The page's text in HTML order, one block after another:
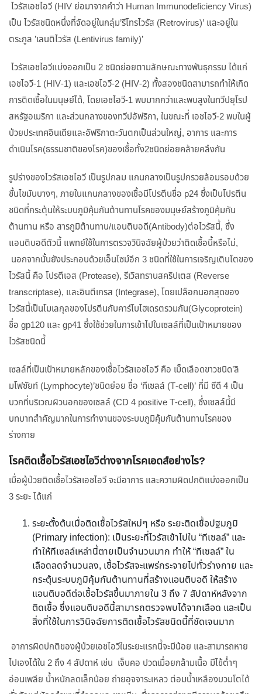
ไวรัสเอชไอวี (HIV ย่อมาจากคำว่า Human Immunodeficiency Virus)
เป็น ไวรัสชนิดหนึ่งที่จัดอยู่ในกลุ่ม’รีโทรไวรัส (Retrovirus)’ และอยู่ใน
ตระกูล ’เลนติไวรัส (Lentivirus family)’
ไวรัสเอชไอวีแบ่งออกเป็น 2 ชนิดย่อยตามลักษณะทางพันธุกรรม ได้แก่
เอชไอวี-1 (HIV-1) และเอชไอวี-2 (HIV-2) ทั้งสองชนิดสามารถทำให้เกิด
การติดเชื้อในมนุษย์ได้, โดยเอชไอวี-1 พบมากกว่าและพบสูงในทวีปยุโรป
สหรัฐอเมริกา และส่วนกลางของทวีปอัฟริกา, ในขณะที่ เอชไอวี-2 พบในผู้
ป่วยประเทศอินเดียและอัฟริกาตะวันตกเป็นส่วนใหญ่, อาการ และการ
ดำเนินโรค(ธรรมชาติของโรค)ของเชื้อทั้ง2ชนิดย่อยคล้ายคลึงกัน
รูปร่างของไวรัสเอชไอวี เป็นรูปกลม แกนกลางเป็นรูปกรวยล้อมรอบด้วย
ชั้นไขมันบางๆ, ภายในแกนกลางของเชื้อมีโปรตีนชื่อ p24 ซึ่งเป็นโปรตีน
ชนิดที่กระตุ้นให้ระบบภูมิคุ้มกันต้านทานโรคของมนุษย์สร้างภูมิคุ้มกัน
ต้านทาน หรือ สารภูมิต้านทาน/แอนติบอดี(Antibody)ต่อไวรัสนี้, ซึ่ง
แอนติบอดีตัวนี้ แพทย์ใช้ในการตรวจวินิจฉัยผู้ป่วยว่าติดเชื้อนี้หรือไม่,
นอกจากนั้นยังประกอบด้วยเอ็นไซม์อีก 3 ชนิดที่ใช้ในการเจริญเติบโตของ
ไวรัสนี้ คือ โปรตีเอส (Protease), รีเวิสทรานสคริปเตส (Reverse
transcriptase), และอินตีเกรส (Integrase), โดยเปลือกนอกสุดของ
ไวรัสนี้เป็นโมเลกุลของโปรตีนกับคาร์โบไฮเดรตรวมกัน(Glycoprotein)
ชื่อ gp120 และ gp41 ซึ่งใช้ช่วยในการเข้าไปในเซลล์ที่เป็นเป้าหมายของ
ไวรัสชนิดนี้
เซลล์ที่เป็นเป้าหมายหลักของเชื้อไวรัสเอชไอวี คือ เม็ดเลือดขาวชนิด’ลิ
มโฟซัยท์ (Lymphocyte)’ชนิดย่อย ชื่อ ‘ทีเซลล์ (T-cell)’ ที่มี ซีดี 4 เป็น
บวกที่บริเวณผิวนอกของเซลล์ (CD 4 positive T-cell), ซึ่งเซลล์นี้มี
บทบาทสำคัญมากในการทำงานของระบบภูมิคุ้มกันต้านทานโรคของ
ร่างกาย
โรคติดเชื้อไวรัสเอชไอวีต่างจากโรคเอดส์อย่างไร?
เมื่อผู้ป่วยติดเชื้อไวรัสเอชไอวี จะมีอาการ และความผิดปกติแบ่งออกเป็น
3 ระยะ ได้แก่
ระยะตั้งต้นเมื่อติดเชื้อไวรัสใหม่ๆ หรือ ระยะติดเชื้อปฐมภูมิ
(Primary infection): เป็นระยะที่ไวรัสเข้าไปใน “ทีเซลล์” และ
ทำให้ทีเซลล์เหล่านี้ตายเป็นจำนวนมาก ทำให้ “ทีเซลล์” ใน
เลือดลดจำนวนลง, เชื้อไวรัสจะแพร่กระจายไปทั่วร่างกาย และ
กระตุ้นระบบภูมิคุ้มกันต้านทานที่สร้างแอนติบอดี ให้สร้าง
แอนติบอดีต่อเชื้อไวรัสขึ้นมาภายใน 3 ถึง 7 สัปดาห์หลังจาก
ติดเชื้อ ซึ่งแอนติบอดีนี้สามารถตรวจพบได้จากเลือด และเป็น
สิ่งที่ใช้ในการวินิจฉัยการติดเชื้อไวรัสชนิดนี้ที่ชัดเจนมาก
อาการผิดปกติของผู้ป่วยเอชไอวีในระยะแรกนี้จะมีน้อย และสามารถหาย
ไปเองได้ใน 2 ถึง 4 สัปดาห์ เช่น เจ็บคอ ปวดเมื่อยกล้ามเนื้อ มีไข้ต่ำๆ
อ่อนเพลีย น้ำหนักลดเล็กน้อย ถ่ายอุจจาระเหลว ต่อมน้ำเหลืองบวมโตได้